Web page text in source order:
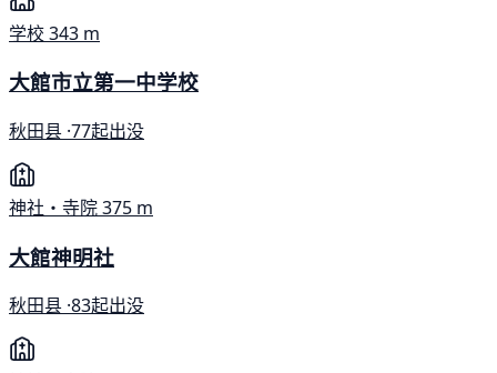
学校343 m
大館市立第一中学校
秋田县 ·77起出没
神社・寺院375 m
大館神明社
秋田县 ·83起出没